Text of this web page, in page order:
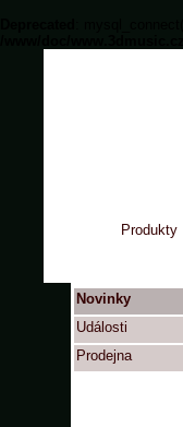
Produkty
Novinky
Události
Prodejna